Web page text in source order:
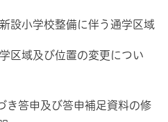
設小学校整備に伴う通学区域
区域及び位置の変更につい
き答申及び答申補足資料の修